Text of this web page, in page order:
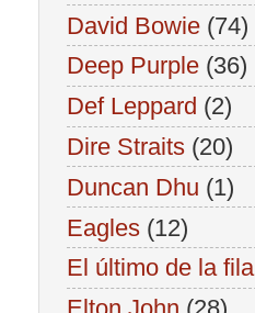
David Bowie (74)
Deep Purple (36)
Def Leppard (2)
Dire Straits (20)
Duncan Dhu (1)
Eagles (12)
El último de la fila